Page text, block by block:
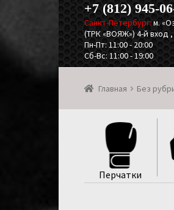
+7 (812) 945-
Санкт-Петербург: м.
(ТРК «ВОЯЖ») 4-й вход
Пн-Пт: 11:00 - 20:00
Сб-Вс: 11:00 - 19:00
Главная Без
Перчатки